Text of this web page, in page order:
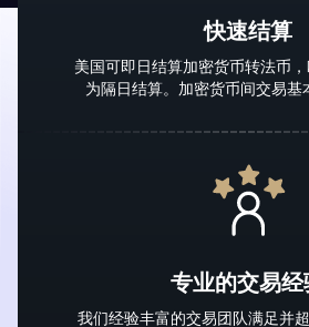
快速结算
美国可即日结算加密货币转法币
为隔日结算。加密货币间交易基
专业的交易
我们经验丰富的交易团队满足并